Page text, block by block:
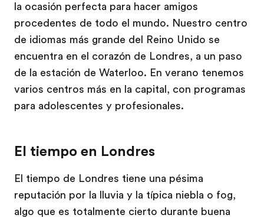
la ocasión perfecta para hacer amigos
procedentes de todo el mundo. Nuestro centro
de idiomas más grande del Reino Unido se
encuentra en el corazón de Londres, a un paso
de la estación de Waterloo. En verano tenemos
varios centros más en la capital, con programas
para adolescentes y profesionales.
El tiempo en Londres
El tiempo de Londres tiene una pésima
reputación por la lluvia y la típica niebla o fog,
algo que es totalmente cierto durante buena